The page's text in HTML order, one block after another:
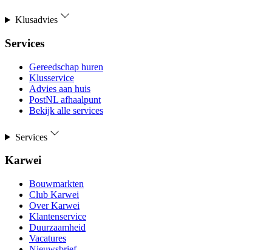
Klusadvies
Services
Gereedschap huren
Klusservice
Advies aan huis
PostNL afhaalpunt
Bekijk alle services
Services
Karwei
Bouwmarkten
Club Karwei
Over Karwei
Klantenservice
Duurzaamheid
Vacatures